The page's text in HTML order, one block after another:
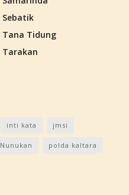
Sebatik
Tana Tidung
Tarakan
inti kata jmsi
Nunukan polda kaltara